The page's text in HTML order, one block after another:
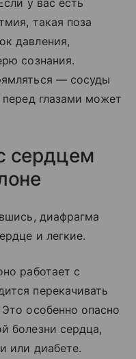
такая поза
давления,
сознания.
— сосуды
перед глазами может
сердцем
диафрагма
и легкие.
работает с
перекачивать
особенно опасно
болезни сердца,
или диабете.